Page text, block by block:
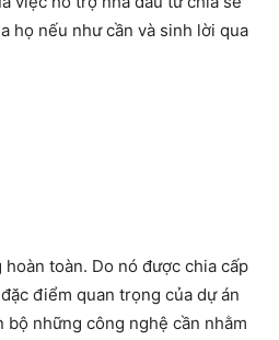
họ nếu như cần và sinh lời qua
toàn. Do nó được chia cấp
điểm quan trọng của dự án
bộ những công nghệ cần nhằm